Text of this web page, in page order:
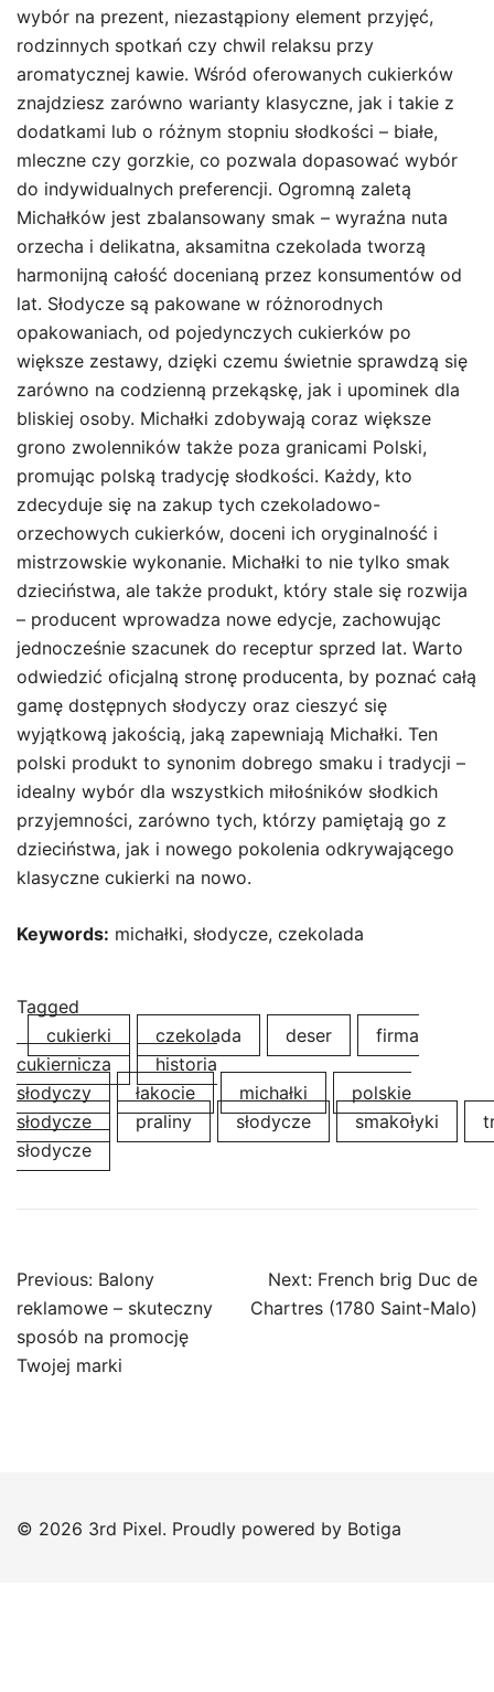
wybór na prezent, niezastąpiony element przyjęć,
rodzinnych spotkań czy chwil relaksu przy
aromatycznej kawie. Wśród oferowanych cukierków
znajdziesz zarówno warianty klasyczne, jak i takie z
dodatkami lub o różnym stopniu słodkości – białe,
mleczne czy gorzkie, co pozwala dopasować wybór
do indywidualnych preferencji. Ogromną zaletą
Michałków jest zbalansowany smak – wyraźna nuta
orzecha i delikatna, aksamitna czekolada tworzą
harmonijną całość docenianą przez konsumentów od
lat. Słodycze są pakowane w różnorodnych
opakowaniach, od pojedynczych cukierków po
większe zestawy, dzięki czemu świetnie sprawdzą się
zarówno na codzienną przekąskę, jak i upominek dla
bliskiej osoby. Michałki zdobywają coraz większe
grono zwolenników także poza granicami Polski,
promując polską tradycję słodkości. Każdy, kto
zdecyduje się na zakup tych czekoladowo-
orzechowych cukierków, doceni ich oryginalność i
mistrzowskie wykonanie. Michałki to nie tylko smak
dzieciństwa, ale także produkt, który stale się rozwija
– producent wprowadza nowe edycje, zachowując
jednocześnie szacunek do receptur sprzed lat. Warto
odwiedzić oficjalną stronę producenta, by poznać całą
gamę dostępnych słodyczy oraz cieszyć się
wyjątkową jakością, jaką zapewniają Michałki. Ten
polski produkt to synonim dobrego smaku i tradycji –
idealny wybór dla wszystkich miłośników słodkich
przyjemności, zarówno tych, którzy pamiętają go z
dzieciństwa, jak i nowego pokolenia odkrywającego
klasyczne cukierki na nowo.
Keywords: michałki, słodycze, czekolada
Tagged
cukierki
czekolada deser
firma
cukiernicza
historia
słodyczy
łakocie michałki
polskie
słodycze
praliny słodycze smakołyki
słodycze
Post
navigation
Previous: Balony
reklamowe – skuteczny
sposób na promocję
Twojej marki
Next: French brig Duc de
Chartres (1780 Saint-Malo)
© 2026 3rd Pixel. Proudly powered by Botiga